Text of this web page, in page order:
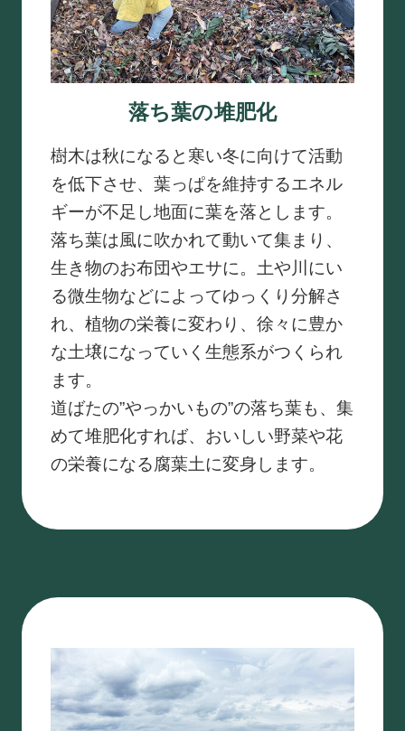
落ち葉の堆肥化
樹木は秋になると寒い冬に向けて活動
を低下させ、葉っぱを維持するエネル
ギーが不足し地面に葉を落とします。
落ち葉は風に吹かれて動いて集まり、
生き物のお布団やエサに。土や川にい
る微生物などによってゆっくり分解さ
れ、植物の栄養に変わり、徐々に豊か
な土壌になっていく生態系がつくられ
ます。
道ばたの”やっかいもの”の落ち葉も、集
めて堆肥化すれば、おいしい野菜や花
の栄養になる腐葉土に変身します。